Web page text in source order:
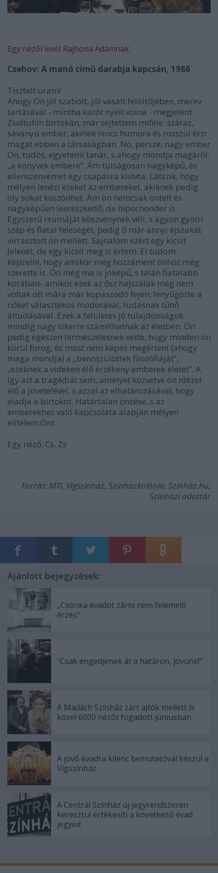
Egy nézői levél Rajhona Ádámnak:
Csehov: A manó címû darabja kapcsán, 1986
Tisztelt uram!
Ahogy Ön jól szabott, jól vasalt felöltőjében, merev
tartásával - mintha karót nyelt volna - megjelent
Zsoltuhin birtokán, már sejtettem miféle: száraz,
savanyú ember, akinek nincs humora és rosszul érzi
magát ebben a társaságban. No, persze, nagy ember
Ön, tudós, egyetemi tanár, s ahogy mondja magáról:
„a könyvek embere”. Ám túlságosan nagyképű, és
ellenszenvemet egy csapásra kivívta. Látszik, hogy
mélyen lenézi ezeket az embereket, akiknek pedig
oly sokat köszönhet. Ám ön nemcsak öntelt és
nagyképűen leereszkedő, de hipochonder is.
Egyszerű reumáját köszvénynek véli, s agyon gyötri
szép és fiatal feleségét, pedig ő már annyi éjszakát
virrasztott ön mellett. Sajnálom ezért egy kicsit
Jelenét, de egy kicsit meg is értem. El tudom
képzelni, hogy amikor még hozzáment önhöz még
szerette is. Ön még ma is jóképű, s talán fiatalabb
korában- amikor ezek az ősz hajszálak még nem
voltak ott mára már kopaszodó fején, lenyűgözte a
nőket választékos modorával, tudásnak tűnő
áltudásával. Ezek a felületes jó tulajdonságok
mindig nagy sikerre számíthatnak az életben. Ön
pedig egészen természetesnek vette, hogy minden ön
körül forog, és most nem képes megérteni (ahogy
maga mondja) a „bennszülöttek filozófiáját”,
„ezeknek a vidéken élő érzékeny emberek életét”. A
így azt a tragédiát sem, amelyet közvetve ön idézet
elő a jövetelével, s azzal az elhatározásával, hogy
eladja a birtokot. Határtalan önzése, s az
emberekhez való kapcsolata alapján mélyen
elítélem Önt.
Egy néző, Cs. Zs
Forrás: MTI, Vígszínház, Színházkolónia, Színház.hu,
Színházi adattár
Ajánlott bejegyzések:
„Csonka évadot zárni nem felemelő
érzés"
"Csak engedjenek át a határon, jövünk!"
A Madách Színház zárt ajtók mellett is
közel 6000 nézőt fogadott júniusban
A jövő évadra kilenc bemutatóval készül a
Vígszínház
A Centrál Színház új jegyrendszeren
keresztül értékesíti a következő évad
jegyeit